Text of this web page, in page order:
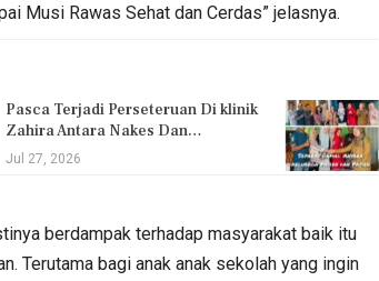
Musi Rawas Sehat dan Cerdas” jelasnya.
Pasca Terjadi Perseteruan Di klinik
Zahira Antara Nakes Dan…
Jul 27, 2026
berdampak terhadap masyarakat baik itu
Terutama bagi anak anak sekolah yang ingin